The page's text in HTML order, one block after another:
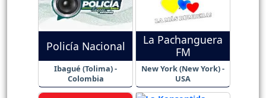
Policía Nacional
Ibagué (Tolima) -
Colombia
La Pachanguera
FM
New York (New York) -
USA